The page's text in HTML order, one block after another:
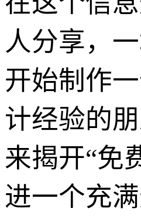
人分享，
开始制作
计经验的
来揭开“免
进一个充